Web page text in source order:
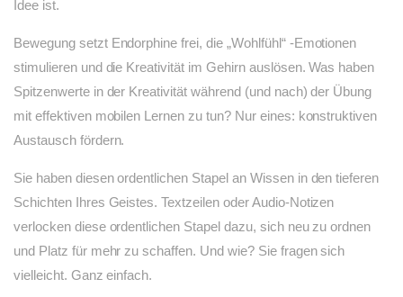
Idee ist.
Bewegung setzt Endorphine frei, die „Wohlfühl“ -Emotionen
stimulieren und die Kreativität im Gehirn auslösen. Was haben
Spitzenwerte in der Kreativität während (und nach) der Übung
mit effektiven mobilen Lernen zu tun? Nur eines: konstruktiven
Austausch fördern.
Sie haben diesen ordentlichen Stapel an Wissen in den tieferen
Schichten Ihres Geistes. Textzeilen oder Audio-Notizen
verlocken diese ordentlichen Stapel dazu, sich neu zu ordnen
und Platz für mehr zu schaffen. Und wie? Sie fragen sich
vielleicht. Ganz einfach.